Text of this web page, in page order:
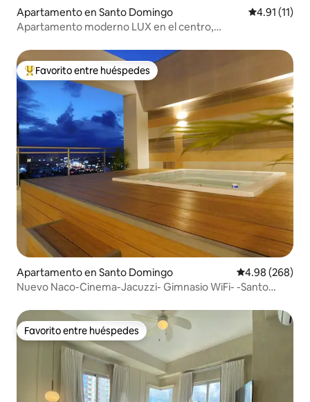
Apartamento en Santo Domingo Calificación
4.91 (11)
Apartamento moderno LUX en el centro,
Favorito entre huéspedes preferido
Favorito entre huéspedes
Apartamento en Santo Domingo Calificación
4.98 (268)
Nuevo Naco-Cinema-Jacuzzi- Gimnasio WiFi- -Santo
Favorito entre huéspedes
Favorito entre huéspedes